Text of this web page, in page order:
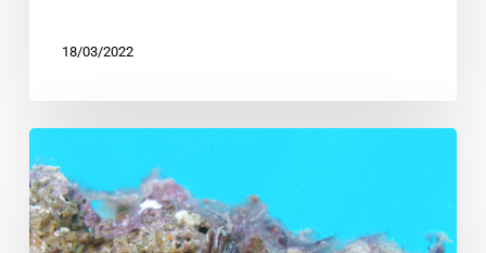
18/03/2022